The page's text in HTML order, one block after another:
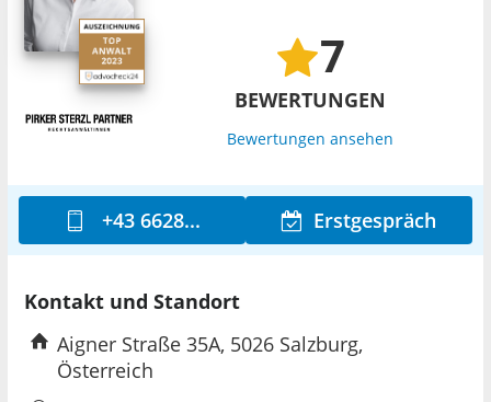
7
BEWERTUNGEN
Bewertungen ansehen
+43 6628... Erstgespräch
Kontakt und Standort
Aigner Straße 35A, 5026 Salzburg,
Österreich